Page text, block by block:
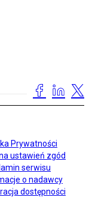
Prywatności
ustawień zgód
serwisu
o nadawcy
dostępności